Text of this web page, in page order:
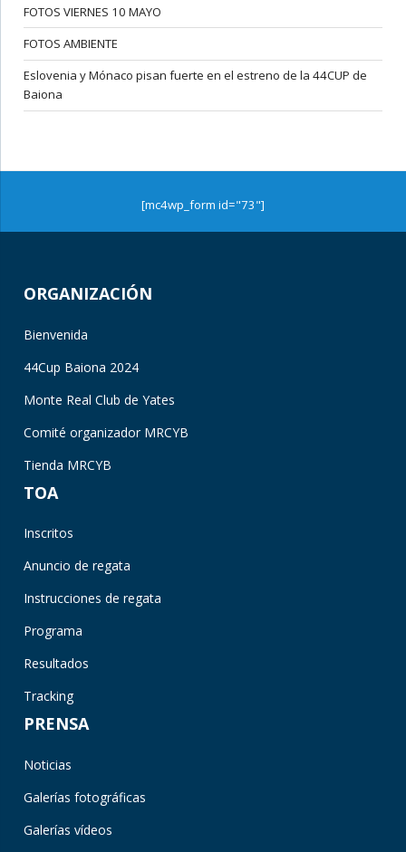
FOTOS VIERNES 10 MAYO
FOTOS AMBIENTE
Eslovenia y Mónaco pisan fuerte en el estreno de la 44CUP de
Baiona
[mc4wp_form id="73"]
ORGANIZACIÓN
Bienvenida
44Cup Baiona 2024
Monte Real Club de Yates
Comité organizador MRCYB
Tienda MRCYB
TOA
Inscritos
Anuncio de regata
Instrucciones de regata
Programa
Resultados
Tracking
PRENSA
Noticias
Galerías fotográficas
Galerías vídeos